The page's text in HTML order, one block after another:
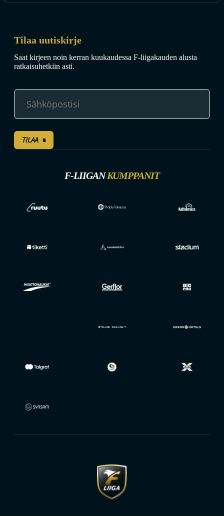
Tilaa uutiskirje
Saat kirjeen noin kerran kuukaudessa F-liigakauden alusta
ratkaisuhetkiin asti.
TILAA
F-LIIGANKUMPPANIT